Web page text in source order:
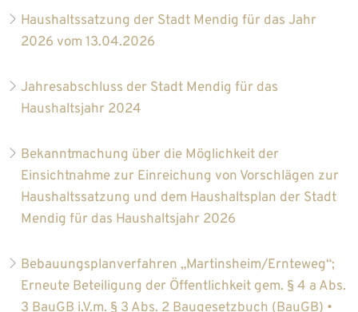
Haushaltssatzung der Stadt Mendig für das Jahr
2026 vom 13.04.2026
Jahresabschluss der Stadt Mendig für das
Haushaltsjahr 2024
Bekanntmachung über die Möglichkeit der
Einsichtnahme zur Einreichung von Vorschlägen zur
Haushaltssatzung und dem Haushaltsplan der Stadt
Mendig für das Haushaltsjahr 2026
Bebauungsplanverfahren „Martinsheim/Ernteweg“;
Erneute Beteiligung der Öffentlichkeit gem. § 4 a Abs.
3 BauGB i.V.m. § 3 Abs. 2 Baugesetzbuch (BauGB) •